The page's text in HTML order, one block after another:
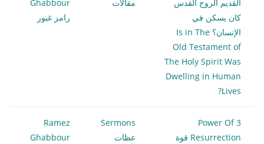
القديم الروح القدس
كان يسكن في
الإنسان؟ Is in The
Old Testament of
The Holy Spirit Was
Dwelling in Human
Lives?
مقالات
Ghabbour
رامز غبور
3 Power Of
Resurrection قوة
Sermons
عظات
Ramez
Ghabbour